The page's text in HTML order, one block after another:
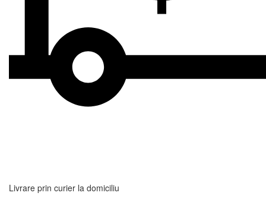
Livrare prin curier la domiciliu